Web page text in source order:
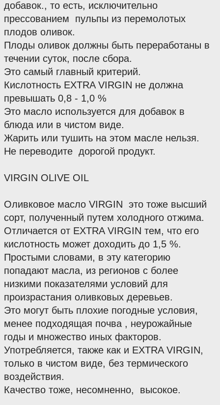
добавок., то есть, исключительно
прессованием  пульпы из перемолотых
плодов оливок.
Плоды оливок должны быть переработаны в
течении суток, после сбора.
Это самый главный критерий.
Кислотность EXTRA VIRGIN не должна
превышать 0,8 - 1,0 %
Это масло используется для добавок в
блюда или в чистом виде.
Жарить или тушить на этом масле нельзя.
Не переводите  дорогой продукт.
VIRGIN OLIVE OIL
Оливковое масло VIRGIN  это тоже высший
сорт, полученный путем холодного отжима.
Отличается от EXTRA VIRGIN тем, что его
кислотность может доходить до 1,5 %.
Простыми словами, в эту категорию
попадают масла, из регионов с более
низкими показателями условий для
произрастания оливковых деревьев.
Это могут быть плохие погодные условия,
менее подходящая почва , неурожайные
годы и множество иных факторов.
Употребляется, также как и EXTRA VIRGIN,
только в чистом виде, без термического
воздействия.
Качество тоже, несомненно,  высокое.